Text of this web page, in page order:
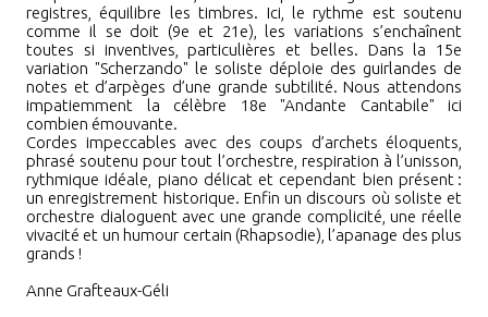
registres, équilibre les timbres. Ici, le rythme est soutenu
comme il se doit (9e et 21e), les variations s’enchaînent
toutes si inventives, particulières et belles. Dans la 15e
variation "Scherzando" le soliste déploie des guirlandes de
notes et d’arpèges d’une grande subtilité. Nous attendons
impatiemment la célèbre 18e "Andante Cantabile" ici
combien émouvante.
Cordes impeccables avec des coups d’archets éloquents,
phrasé soutenu pour tout l’orchestre, respiration à l’unisson,
rythmique idéale, piano délicat et cependant bien présent :
un enregistrement historique. Enfin un discours où soliste et
orchestre dialoguent avec une grande complicité, une réelle
vivacité et un humour certain (Rhapsodie), l’apanage des plus
grands !
Anne Grafteaux-Géli